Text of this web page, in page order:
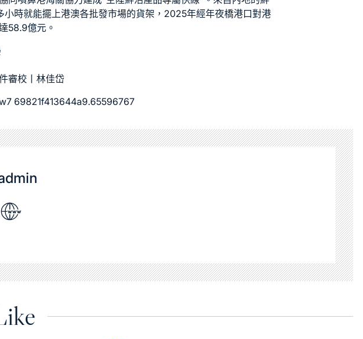
小時就能擺上港澳各批發市場的貨架，2025年經年夜橋港口對港
58.9億元。
審校丨林佳岱
69821f413644a9.65596767